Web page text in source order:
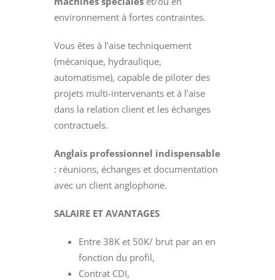
environnement à fortes contraintes.
Vous êtes à l’aise techniquement
(mécanique, hydraulique,
automatisme), capable de piloter des
projets multi-intervenants et à l’aise
dans la relation client et les échanges
contractuels.
Anglais professionnel indispensable
: réunions, échanges et documentation
avec un client anglophone.
SALAIRE ET AVANTAGES
Entre 38K et 50K/ brut par an en
fonction du profil,
Contrat CDI,